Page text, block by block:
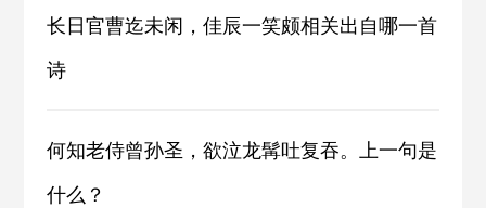
长日官曹迄未闲，佳辰一笑颇相关出自哪一首
诗
何知老侍曾孙圣，欲泣龙髯吐复吞。上一句是
什么？